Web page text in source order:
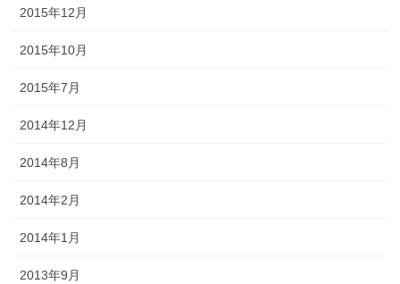
2015年12月
2015年10月
2015年7月
2014年12月
2014年8月
2014年2月
2014年1月
2013年9月